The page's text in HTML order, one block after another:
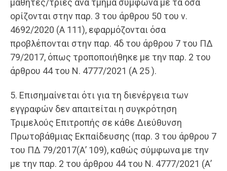
μαθητές/τριες ανά τμήμα σύμφωνα με τα όσα
ορίζονται στην παρ. 3 του άρθρου 50 του ν.
4692/2020 (Α 111), εφαρμόζονται όσα
προβλέπονται στην παρ. 4δ του άρθρου 7 του ΠΔ
79/2017, όπως τροποποιήθηκε με την παρ. 2 του
άρθρου 44 του Ν. 4777/2021 (Α 25 ).
5. Επισημαίνεται ότι για τη διενέργεια των
εγγραφών δεν απαιτείται η συγκρότηση
Τριμελούς Επιτροπής σε κάθε Διεύθυνση
Πρωτοβάθμιας Εκπαίδευσης (παρ. 3 του άρθρου 7
του ΠΔ 79/2017(Α’ 109), καθώς σύμφωνα με την
με την παρ. 2 του άρθρου 44 του Ν. 4777/2021 (Α’